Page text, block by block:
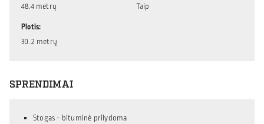
48.4 metrų
Plotis
30.2 metrų
Taip
SPRENDIMAI
Stogas - bituminė prilydoma